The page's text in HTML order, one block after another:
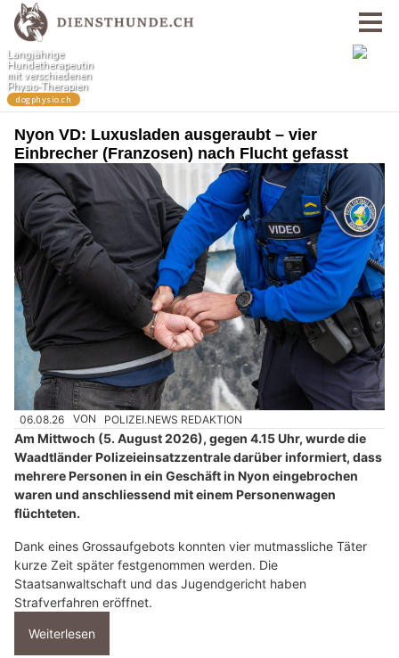
Nyon VD: Luxusladen ausgeraubt – vier
Einbrecher (Franzosen) nach Flucht gefasst
06.08.26 VON POLIZEI.NEWS REDAKTION
Am Mittwoch (5. August 2026), gegen 4.15 Uhr, wurde die
Waadtländer Polizeieinsatzzentrale darüber informiert, dass
mehrere Personen in ein Geschäft in Nyon eingebrochen
waren und anschliessend mit einem Personenwagen
flüchteten.
Dank eines Grossaufgebots konnten vier mutmassliche Täter
kurze Zeit später festgenommen werden. Die
Staatsanwaltschaft und das Jugendgericht haben
Strafverfahren eröffnet.
Weiterlesen